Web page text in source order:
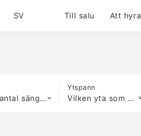
SV Till salu Att hyra
Vilket antal sängar som helst
Ytspann
Vilken yta som helst